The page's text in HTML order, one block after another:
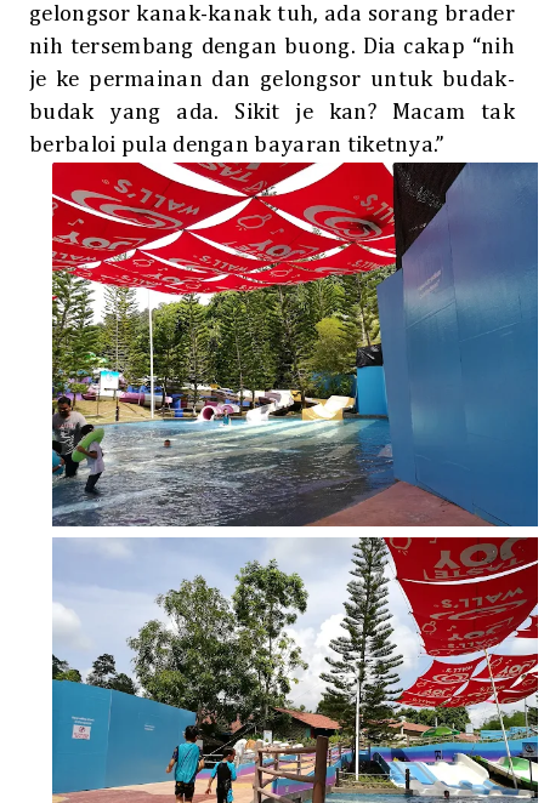
gelongsor kanak-kanak tuh, ada sorang brader
nih tersembang dengan buong. Dia cakap “nih
je ke permainan dan gelongsor untuk budak-
budak yang ada. Sikit je kan? Macam tak
berbaloi pula dengan bayaran tiketnya.”